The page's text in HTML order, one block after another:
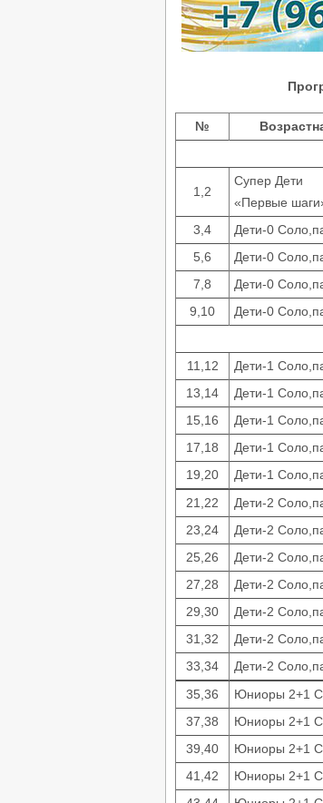
№
1,2
Супер Дети
«Первые
3,4 Дети-0
5,6
Дети-0
7,8
Дети-0
9,10
Дети-0
11,12 Дети-1
13,14
Дети-1
15,16
Дети-1
17,18
Дети-1
19,20
Дети-1
21,22
Дети-2
23,24
Дети-2
25,26
Дети-2
27,28
Дети-2
29,30
Дети-2
31,32
Дети-2
33,34
Дети-2
35,36
Юниоры 2+1
37,38
Юниоры 2+1
39,40
Юниоры 2+1
41,42
Юниоры 2+1